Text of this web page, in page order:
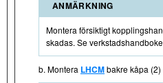
ANMÄRKNING
Montera försiktigt
skadas. Se
b. Montera LHCMbakre kåpa (2)